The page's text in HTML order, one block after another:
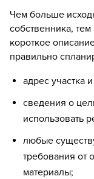
Чем больше
собственника,
короткое
правильно
адрес участка
сведения о
использовать
любые
требования от
материалы;